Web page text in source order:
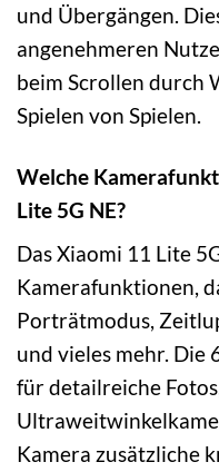
und Übergängen.
angenehmeren
beim Scrollen durch
Spielen von Spielen.
Welche
Lite 5G NE?
Das Xiaomi 11 Lite
Kamerafunktionen,
Porträtmodus,
und vieles mehr. Die
für detailreiche
Kamera zusätzliche